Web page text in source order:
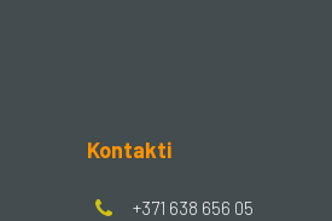
Kontakti
+371 638 656 05